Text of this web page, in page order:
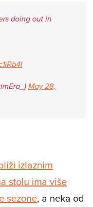
doing out in
May 28,
izlaznim
stolu ima više
sezone, a neka od